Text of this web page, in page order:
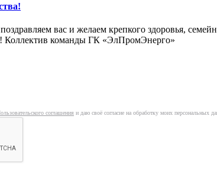
вас и желаем крепкого здоровья,
Коллектив команды ГК «ЭлПромЭнерго»
соглашения и даю своё согласие на обработку моих персональных